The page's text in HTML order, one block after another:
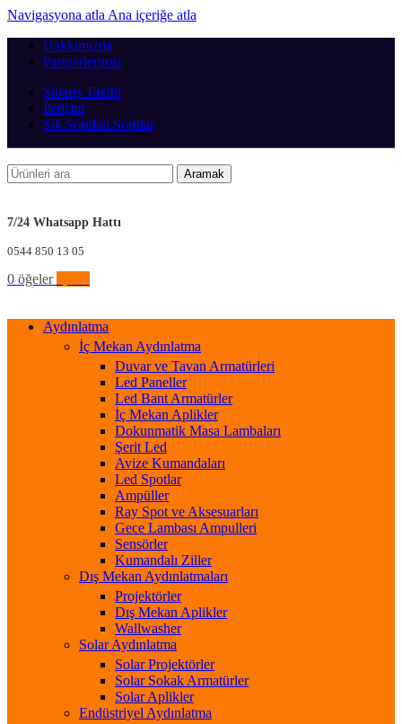
Navigasyona atla Ana içeriğe atla
Hakkımızda
Partnerlerimiz
Sipariş Takibi
İletişim
Sık Sorulan Sorular
Aramak
7/24 Whatsapp Hattı
0544 850 13 05
0 öğeler
Aydınlatma
İç Mekan Aydınlatma
Duvar ve Tavan Armatürleri
Led Paneller
Led Bant Armatürler
İç Mekan Aplikler
Dokunmatik Masa Lambaları
Şerit Led
Avize Kumandaları
Led Spotlar
Ampüller
Ray Spot ve Aksesuarları
Gece Lambası Ampulleri
Sensörler
Kumandalı Ziller
Dış Mekan Aydınlatmaları
Projektörler
Dış Mekan Aplikler
Wallwasher
Solar Aydınlatma
Solar Projektörler
Solar Sokak Armatürler
Solar Aplikler
Endüstriyel Aydınlatma